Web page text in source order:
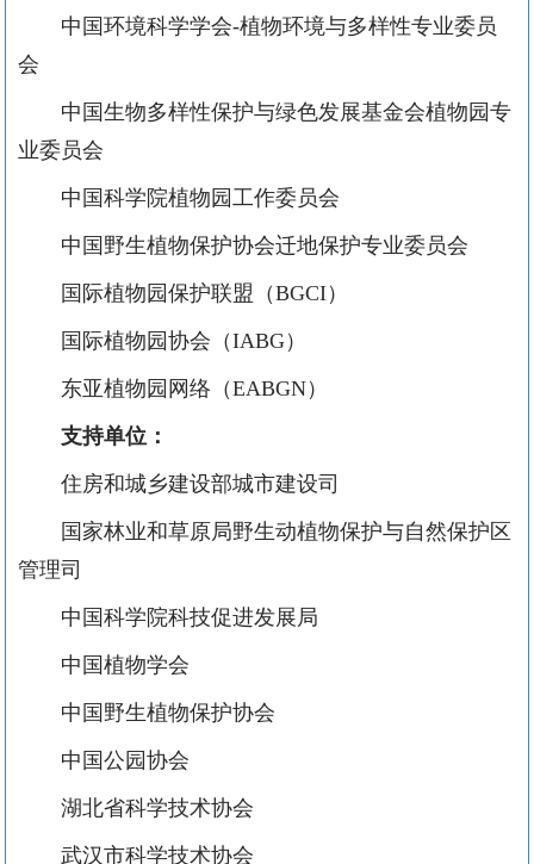
中国环境科学学会-植物环境与多样性专业委员
会
中国生物多样性保护与绿色发展基金会植物园专
业委员会
中国科学院植物园工作委员会
中国野生植物保护协会迁地保护专业委员会
国际植物园保护联盟（BGCI）
国际植物园协会（IABG）
东亚植物园网络（EABGN）
支持单位：
住房和城乡建设部城市建设司
国家林业和草原局野生动植物保护与自然保护区
管理司
中国科学院科技促进发展局
中国植物学会
中国野生植物保护协会
中国公园协会
湖北省科学技术协会
武汉市科学技术协会